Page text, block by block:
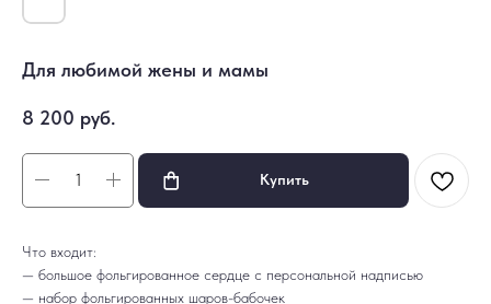
Для любимой жены и мамы
8 200 руб.
Купить
Что входит:
— большое фольгированное сердце с персональной надписью
— набор фольгированных шаров-бабочек